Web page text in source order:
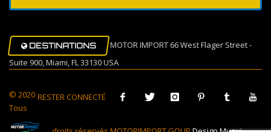
DESTINATIONS
MOTOR IMPORT 66 West Flager Street -
Suite 900, Miami, FL 33130 USA
RESTER CONNECTÉ
© 2020
Tous